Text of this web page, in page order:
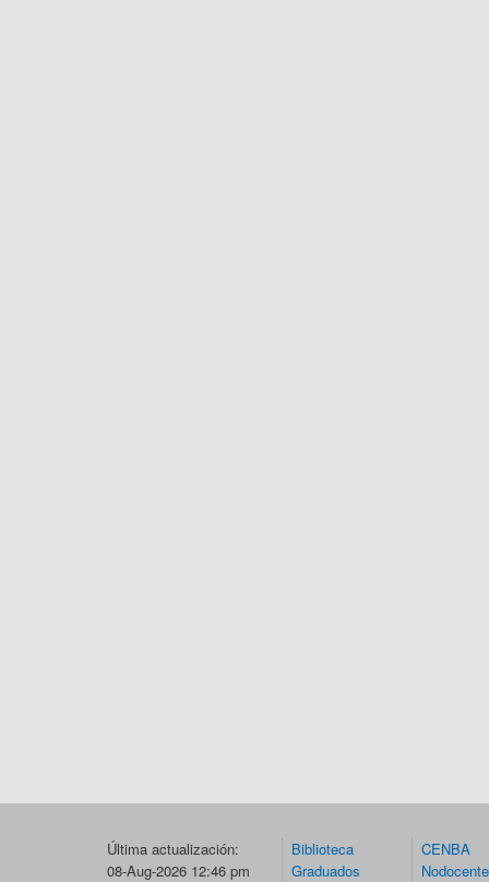
Última actualización:
08-Aug-2026 12:46 pm
Biblioteca
Graduados
CENBA